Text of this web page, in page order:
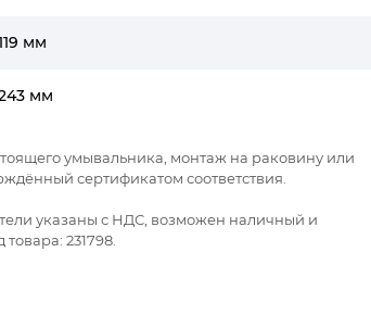
мм
мм
умывальника, монтаж на раковину или
сертификатом соответствия.
указаны с НДС, возможен наличный и
231798.